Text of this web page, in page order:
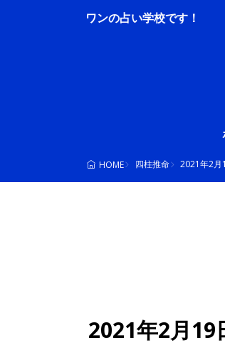
HOME 四柱推命 2021年2月
2021年2月19